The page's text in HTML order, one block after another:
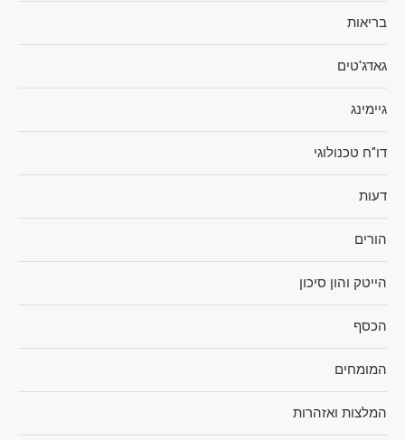
בריאות
גאדג'טים
גיימינג
דו"ח טכנולוגי
דעות
הורים
הייטק והון סיכון
הכסף
המומחים
המלצות ואזהרות